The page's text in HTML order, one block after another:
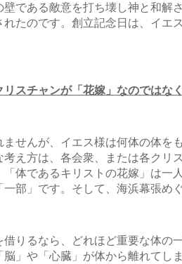
である敵意を打ち壊し神と和
れたのです。創立記念日は、イエ
リスチャンが「花嫁」なのではな
せんが、イエス様は何体の体
え方は、各会衆、または各ク
「体であるキリストの花嫁」は
部」です。そして、海浜幕張め
借りるなら、どれほど重要な体
」や「心臓」が体から離れて